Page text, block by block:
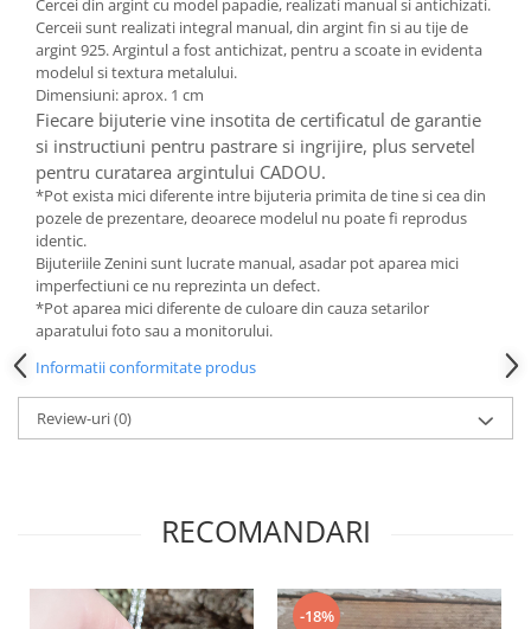
Cercei din argint cu model papadie, realizati manual si antichizati.
Cerceii sunt realizati integral manual, din argint fin si au tije de
argint 925. Argintul a fost antichizat, pentru a scoate in evidenta
modelul si textura metalului.
Dimensiuni: aprox. 1 cm
Fiecare bijuterie vine insotita de certificatul de garantie
si instructiuni pentru pastrare si ingrijire, plus servetel
pentru curatarea argintului CADOU.
*Pot exista mici diferente intre bijuteria primita de tine si cea din
pozele de prezentare, deoarece modelul nu poate fi reprodus
identic.
Bijuteriile Zenini sunt lucrate manual, asadar pot aparea mici
imperfectiuni ce nu reprezinta un defect.
*Pot aparea mici diferente de culoare din cauza setarilor
aparatului foto sau a monitorului.
Informatii conformitate produs
Review-uri(0)
RECOMANDARI
-18%